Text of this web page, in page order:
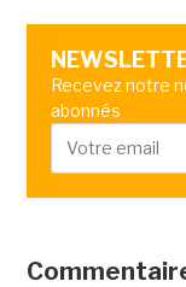
Recevez notre
abonnés